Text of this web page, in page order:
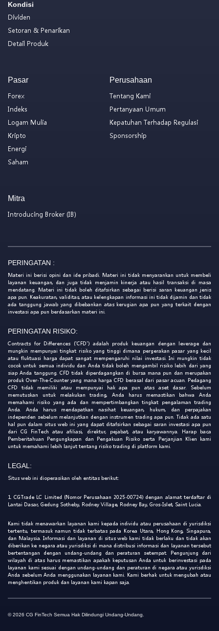
Kondisi
Dividen
Setoran & Penarikan
Detail Produk
Pasar
Forex
Indeks
Logam Mulia
Kripto
Energi
Saham
Perusahaan
Tentang Kami
Pertanyaan Umum
Kepatuhan Terhadap Regulasi
Sponsorship
Mitra
Introducing Broker (IB)
PERINGATAN :
Materi ini berisi opini dan ide pribadi. Materi ini tidak menyarankan untuk membeli
layanan keuangan, dan juga tidak menjamin kinerja atau hasil transaksi di masa
mendatang. Materi ini tidak boleh ditafsirkan sebagai berisi saran keuangan jenis
apa pun. Keakuratan, validitas, atau kelengkapan informasi ini tidak dijamin dan tidak
ada tanggung jawab yang dibebankan atas kerugian apa pun yang terkait dengan
investasi apa pun berdasarkan materi ini.
PERINGATAN RISIKO:
Contracts for Differences ('CFD') adalah produk keuangan dengan leverage dan
mungkin mempunyai tingkat risiko yang tinggi dimana pergerakan pasar yang kecil
atau fluktuasi harga dapat sangat mempengaruhi nilai investasi. Ini mungkin tidak
cocok untuk semua individu dan Anda tidak boleh mengambil risiko lebih dari yang
siap Anda tanggung. CFD tidak diperdagangkan di bursa mana pun dan merupakan
produk Over-The-Counter yang mana harga CFD berasal dari pasar acuan. Pedagang
CFD tidak memiliki atau mempunyai hak apa pun atas aset dasar. Sebelum
memutuskan untuk melakukan trading, Anda harus memastikan bahwa Anda
memahami risiko yang ada dan mempertimbangkan tingkat pengalaman trading
Anda. Anda harus mendapatkan nasihat keuangan, hukum, dan perpajakan
independen sebelum melanjutkan dengan instrumen trading apa pun. Tidak ada satu
hal pun dalam situs web ini yang dapat ditafsirkan sebagai saran investasi apa pun
dari CG FinTech atau afiliasi, direktur, pejabat, atau karyawannya. Harap baca
Pemberitahuan Pengungkapan dan Pengakuan Risiko serta Perjanjian Klien kami
untuk memahami lebih lanjut tentang risiko trading di platform kami.
LEGAL:
Situs web ini dioperasikan oleh entitas berikut:
1. CGTrade LC Limited (Nomor Perusahaan 2025-00724) dengan alamat terdaftar di
Lantai Dasar, Gedung Sotheby, Rodney Village, Rodney Bay, Gros-Islet, Saint Lucia.
Kami tidak menawarkan layanan kami kepada individu atau perusahaan di yurisdiksi
tertentu, termasuk namun tidak terbatas pada Korea Utara, Hong Kong, Singapura,
dan Malaysia. Informasi dan layanan di situs web kami tidak berlaku dan tidak akan
diberikan ke negara atau yurisdiksi di mana distribusi informasi dan layanan tersebut
bertentangan dengan undang-undang dan peraturan setempat. Pengunjung dari
wilayah di atas harus memastikan apakah keputusan Anda untuk berinvestasi pada
layanan kami sesuai dengan undang-undang dan peraturan di negara atau yurisdiksi
Anda sebelum Anda menggunakan layanan kami. Kami berhak untuk mengubah atau
menghentikan produk dan layanan kami kapan saja.
© 2026 CG FinTech Semua Hak Dilindungi Undang-Undang.